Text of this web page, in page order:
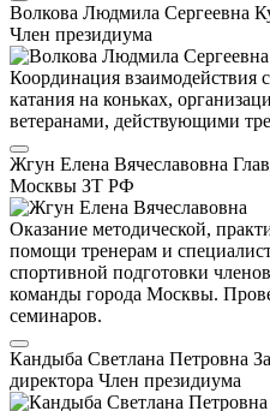
Волкова Людмила Сергеевна
Член президиума
Координация взаимодействия
катания на коньках,
ветеранами, действующими
Жгун Елена Вячеславовна
Москвы ЗТ РФ
Оказание методической,
помощи тренерам и
спортивной подготовки
команды города Москвы.
семинаров.
Кандыба Светлана Петровна
директора Член президиума